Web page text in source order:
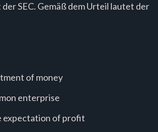
SEC. Gemäß dem Urteil lautet der
of money
enterprise
expectation of profit